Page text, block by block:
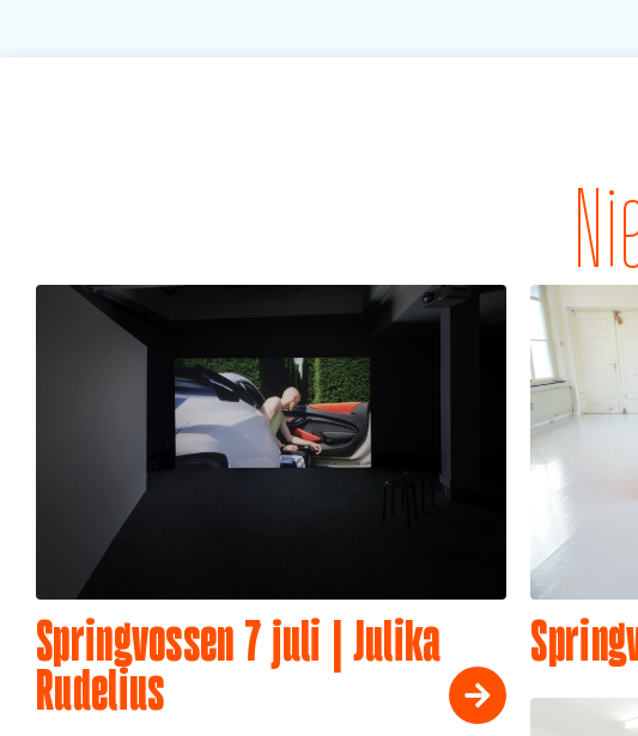
Springvossen 7 juli | Julika
Rudelius